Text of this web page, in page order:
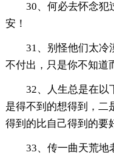
30、何必去怀念犯
安！
31、别怪他们太冷
不付出，只是你不知道
32、人生总是在以
是得不到的想得到，二
得到的比自己得到的要
33、传一曲天荒地